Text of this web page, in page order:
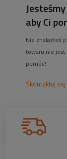
aby Ci
Nie znalazłeś
towaru nie jest
pomóc!
Skontaktuj